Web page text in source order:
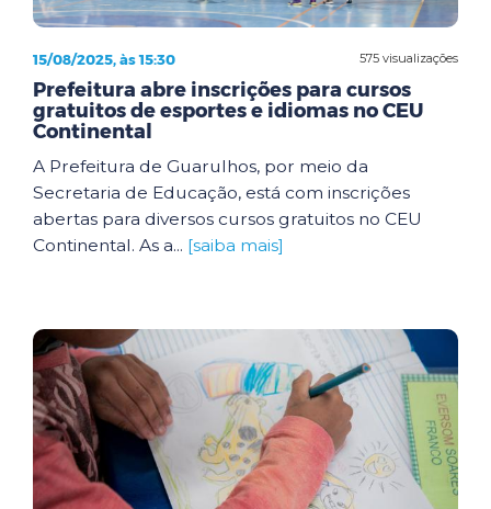
575 visualizações
15/08/2025, às 15:30
Prefeitura abre inscrições para cursos
gratuitos de esportes e idiomas no CEU
Continental
A Prefeitura de Guarulhos, por meio da
Secretaria de Educação, está com inscrições
abertas para diversos cursos gratuitos no CEU
Continental. As a... [saiba mais]